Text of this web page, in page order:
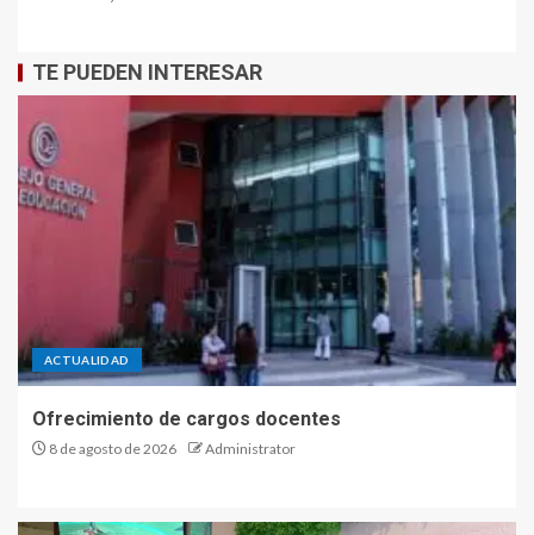
TE PUEDEN INTERESAR
ACTUALIDAD
Ofrecimiento de cargos docentes
8 de agosto de 2026 Administrator